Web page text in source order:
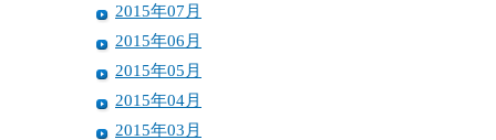
2015年07月
2015年06月
2015年05月
2015年04月
2015年03月